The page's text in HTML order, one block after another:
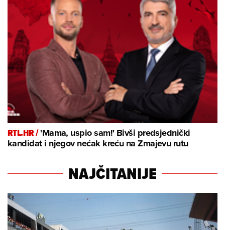
RTL.HR /'Mama, uspio sam!' Bivši predsjednički
kandidat i njegov nećak kreću na Zmajevu rutu
NAJČITANIJE